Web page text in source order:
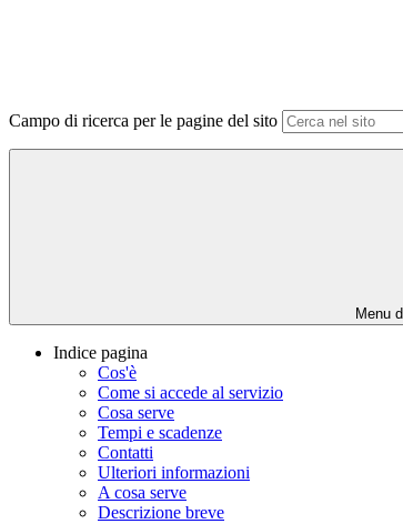
Campo di ricerca per le pagine del sito
Menu
Indice pagina
Cos'è
Come si accede al servizio
Cosa serve
Tempi e scadenze
Contatti
Ulteriori informazioni
A cosa serve
Descrizione breve